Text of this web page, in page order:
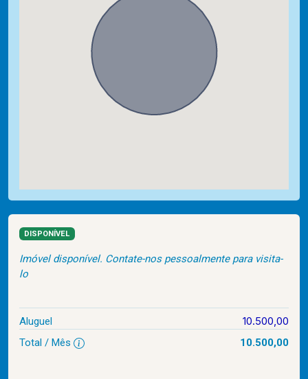
DISPONÍVEL
Imóvel disponível. Contate-nos pessoalmente para visita-
lo
Aluguel 10.500,00
Total / Mês 10.500,00